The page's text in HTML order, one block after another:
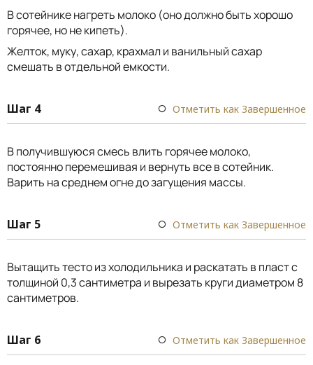
В сотейнике нагреть молоко (оно должно быть хорошо
горячее, но не кипеть).
Желток, муку, сахар, крахмал и ванильный сахар
смешать в отдельной емкости.
Шаг 4 Отметить как Завершенное
В получившуюся смесь влить горячее молоко,
постоянно перемешивая и вернуть все в сотейник.
Варить на среднем огне до загущения массы.
Шаг 5 Отметить как Завершенное
Вытащить тесто из холодильника и раскатать в пласт с
толщиной 0,3 сантиметра и вырезать круги диаметром 8
сантиметров.
Шаг 6 Отметить как Завершенное